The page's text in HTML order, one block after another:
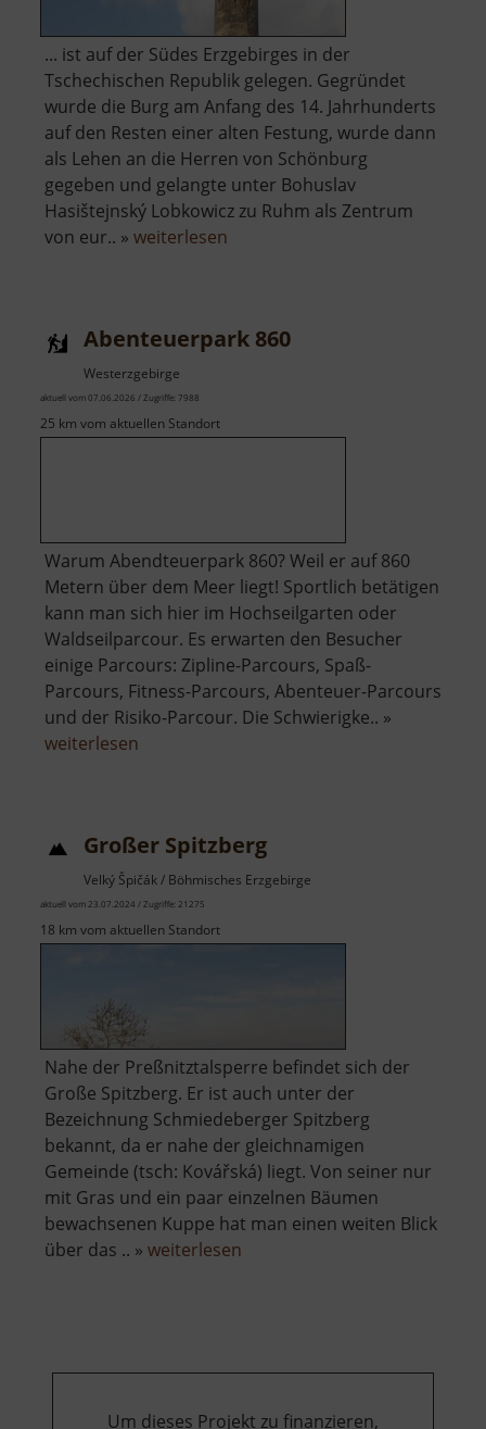
... ist auf der Südes Erzgebirges in der
Tschechischen Republik gelegen. Gegründet
wurde die Burg am Anfang des 14. Jahrhunderts
auf den Resten einer alten Festung, wurde dann
als Lehen an die Herren von Schönburg
gegeben und gelangte unter Bohuslav
Hasištejnský Lobkowicz zu Ruhm als Zentrum
von eur.. » weiterlesen
Abenteuerpark 860
Westerzgebirge
aktuell vom 07.06.2026 / Zugriffe: 7988
25 km vom aktuellen Standort
Warum Abendteuerpark 860? Weil er auf 860
Metern über dem Meer liegt! Sportlich betätigen
kann man sich hier im Hochseilgarten oder
Waldseilparcour. Es erwarten den Besucher
einige Parcours: Zipline-Parcours, Spaß-
Parcours, Fitness-Parcours, Abenteuer-Parcours
und der Risiko-Parcour. Die Schwierigke.. »
weiterlesen
Großer Spitzberg
Velký Špičák / Böhmisches Erzgebirge
aktuell vom 23.07.2024 / Zugriffe: 21275
18 km vom aktuellen Standort
Nahe der Preßnitztalsperre befindet sich der
Große Spitzberg. Er ist auch unter der
Bezeichnung Schmiedeberger Spitzberg
bekannt, da er nahe der gleichnamigen
Gemeinde (tsch: Kovářská) liegt. Von seiner nur
mit Gras und ein paar einzelnen Bäumen
bewachsenen Kuppe hat man einen weiten Blick
über das .. » weiterlesen
Um dieses Projekt zu finanzieren,